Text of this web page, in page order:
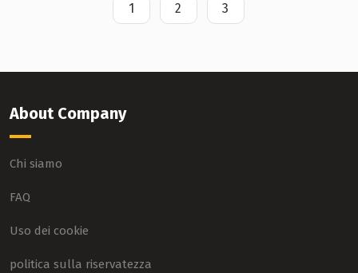
1 2
(current)
3
About Company
Chi siamo
FAQ
Uso dei cookie
politica sulla riservatezza